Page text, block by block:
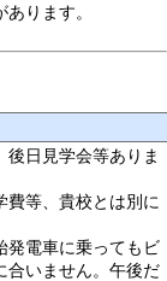
ります。
後日見学会等ありま
費等、貴校とは別に
発電車に乗ってもビ
合いません。午後だ